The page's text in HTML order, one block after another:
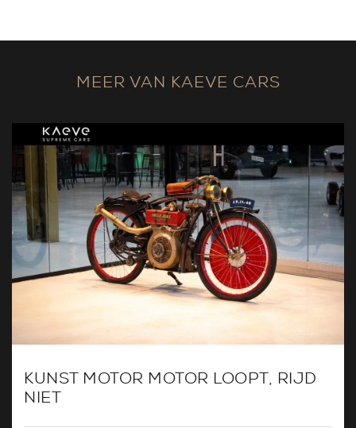
MEER VAN KAEVE CARS
KUNST MOTOR MOTOR LOOPT, RIJD
NIET